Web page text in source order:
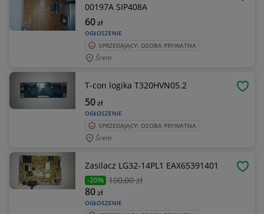
00197A SIP408A
OGŁOSZENIE
60zł
SPRZEDAJĄCY: OSOBA PRYWATNA
Śrem
T-con logika T320HVN05.2
OGŁOSZENIE
50zł
SPRZEDAJĄCY: OSOBA PRYWATNA
Śrem
Zasilacz LG32-14PL1 EAX65391401
-20% 100,00 zł
OGŁOSZENIE
80zł